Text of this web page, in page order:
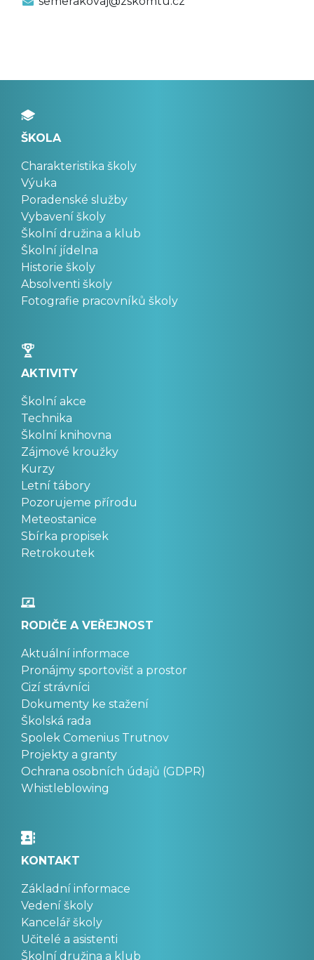
ŠKOLA
Charakteristika školy
Výuka
Poradenské služby
Vybavení školy
Školní družina a klub
Školní jídelna
Historie školy
Absolventi školy
Fotografie pracovníků školy
AKTIVITY
Školní akce
Technika
Školní knihovna
Zájmové kroužky
Kurzy
Letní tábory
Pozorujeme přírodu
Meteostanice
Sbírka propisek
Retrokoutek
RODIČE A VEŘEJNOST
Aktuální informace
Pronájmy sportovišť a prostor
Cizí strávníci
Dokumenty ke stažení
Školská rada
Spolek Comenius Trutnov
Projekty a granty
Ochrana osobních údajů (GDPR)
Whistleblowing
KONTAKT
Základní informace
Vedení školy
Kancelář školy
Učitelé a asistenti
Školní družina a klub